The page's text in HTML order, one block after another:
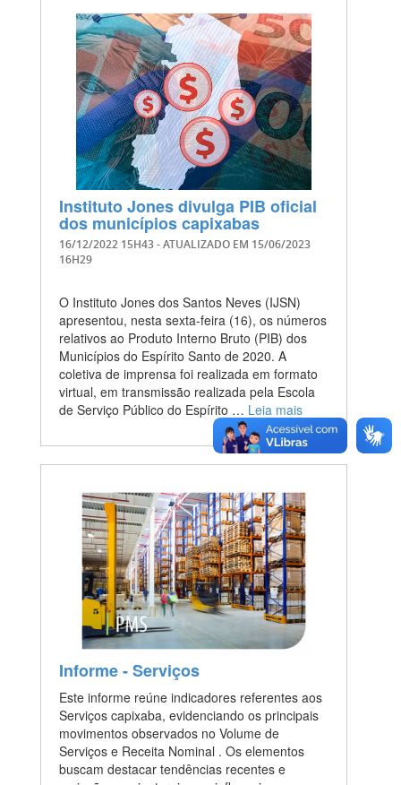
Instituto Jones divulga PIB oficial
dos municípios capixabas
16/12/2022 15H43- ATUALIZADO EM 15/06/2023
16H29
O Instituto Jones dos Santos Neves (IJSN)
apresentou, nesta sexta-feira (16), os números
relativos ao Produto Interno Bruto (PIB) dos
Municípios do Espírito Santo de 2020. A
coletiva de imprensa foi realizada em formato
virtual, em transmissão realizada pela Escola
de Serviço Público do Espírito … Leia mais
Informe - Serviços
Este informe reúne indicadores referentes aos
Serviços capixaba, evidenciando os principais
movimentos observados no Volume de
Serviços e Receita Nominal . Os elementos
buscam destacar tendências recentes e